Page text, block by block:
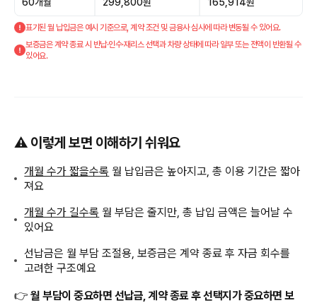
표기된 월 납입금은 예시 기준으로, 계약 조건 및 금융사 심사에 따라 변동될 수 있어요.
보증금은 계약 종료 시 반납·인수·재리스 선택과 차량 상태에 따라 일부 또는 전액이 반환될 수
있어요.
⚠️ 이렇게 보면 이해하기 쉬워요
개월 수가 짧을수록 월 납입금은 높아지고, 총 이용 기간은 짧아
져요
개월 수가 길수록 월 부담은 줄지만, 총 납입 금액은 늘어날 수
있어요
선납금은 월 부담 조절용, 보증금은 계약 종료 후 자금 회수를
고려한 구조예요
👉 월 부담이 중요하면 선납금, 계약 종료 후 선택지가 중요하면 보